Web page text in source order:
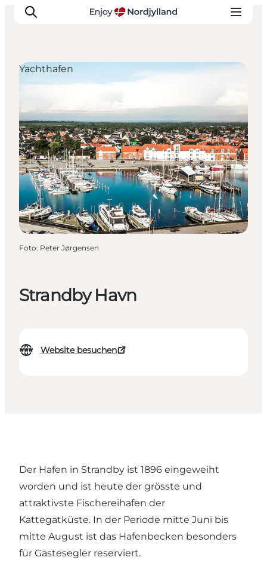
Reiseplanung
Destinationen
Guides
Veranstaltungen
Für Kinder
Strandby Havn
Website besuchen
Yachthafen
Foto: Peter Jørgensen
Der Hafen in Strandby ist 1896 eingeweiht
worden und ist heute der grösste und
attraktivste Fischereihafen der
Kattegatküste. In der Periode mitte Juni bis
mitte August ist das Hafenbecken besonders
für Gästesegler reserviert.